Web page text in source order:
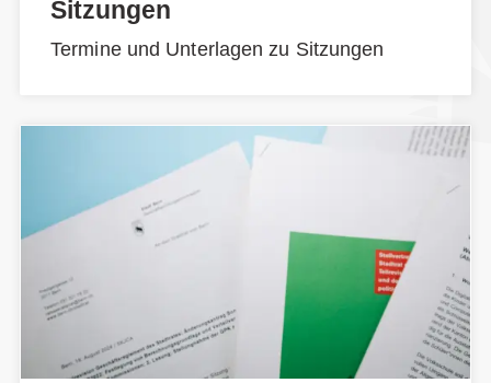
Sitzungen
Termine und Unterlagen zu Sitzungen